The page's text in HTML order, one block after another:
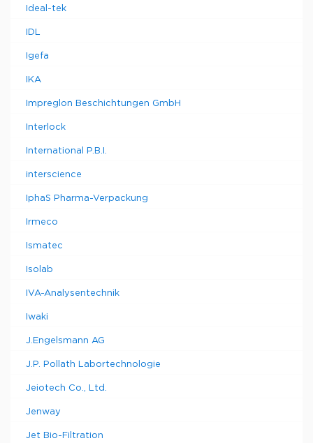
Ideal-tek
IDL
Igefa
IKA
Impreglon Beschichtungen GmbH
Interlock
International P.B.I.
interscience
IphaS Pharma-Verpackung
Irmeco
Ismatec
Isolab
IVA-Analysentechnik
Iwaki
J.Engelsmann AG
J.P. Pollath Labortechnologie
Jeiotech Co., Ltd.
Jenway
Jet Bio-Filtration